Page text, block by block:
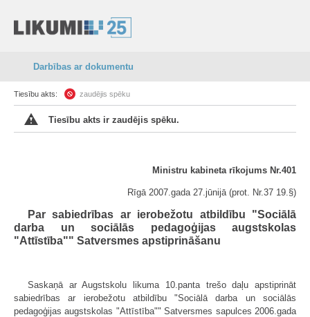
Darbības ar dokumentu
Tiesību akts: zaudējis spēku
Tiesību akts ir zaudējis spēku.
Ministru kabineta rīkojums Nr.401
Rīgā 2007.gada 27.jūnijā (prot. Nr.37 19.§)
Par sabiedrības ar ierobežotu atbildību "Sociālā
darba un sociālās pedagoģijas augstskolas
"Attīstība"" Satversmes apstiprināšanu
Saskaņā ar Augstskolu likuma 10.panta trešo daļu apstiprināt
sabiedrības ar ierobežotu atbildību "Sociālā darba un sociālās
pedagoģijas augstskolas "Attīstība"" Satversmes sapulces 2006.gada